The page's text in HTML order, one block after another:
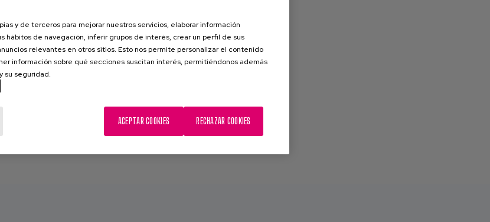
Arrue, una
y de terceros para mejorar nuestros servicios, elaborar información
hábitos de navegación, inferir grupos de interés, crear un perfil de sus
relevantes en otros sitios. Esto nos permite personalizar el contenido
información sobre qué secciones suscitan interés, permitiéndonos además
su seguridad.
RECHAZAR COOKIES
ACEPTAR COOKIES